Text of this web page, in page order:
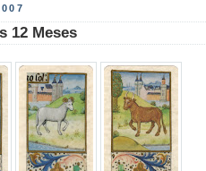
12 Meses